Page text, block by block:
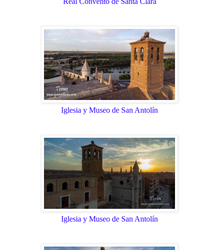
Iglesia y Museo de San Antolín
Iglesia y Museo de San Antolín